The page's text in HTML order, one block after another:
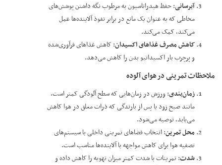
آبرسانی: حفظ هیدراتاسیون به مرطوب نگه داشتن پوشش‌های
مخاطی که به عنوان یک مانع در برابر نفوذ آلاینده‌ها عمل
می‌کند، کمک می‌کند.
کاهش مصرف غذاهای اکسیدان: کاهش غذاهای فرآوری‌شده
و پرچرب بار اکسیداتیو بدن را کاهش می‌دهد.
ملاحظات تمرینی در هوای آلوده
زمان‌بندی: ورزش در زمان‌هایی که سطح آلودگی کمتر است،
مانند صبح زود یا پس از بارندگی که ذرات معلق در هوا کاهش
می‌یابد، توصیه می‌شود.
محل تمرین: انتخاب فضاهای تمرینی داخلی با سیستم‌های
تصفیه هوا برای کاهش مواجهه با آلاینده‌ها مناسب است.
شدت: تمرینات با شدت کمتر میزان تهویه را کاهش داده و